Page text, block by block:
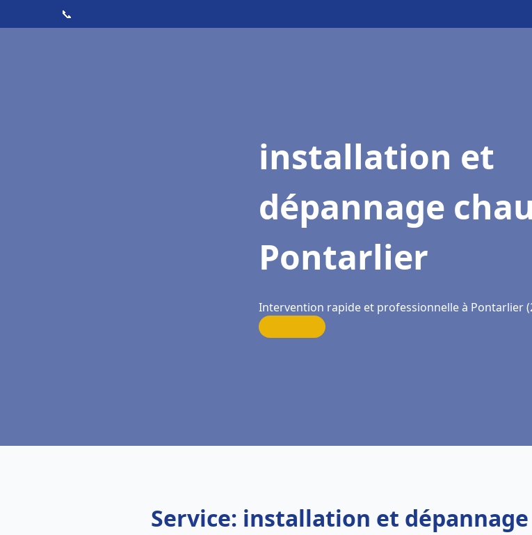
📞
installation et
dépannage
Pontarlier
Intervention rapide et professionnelle à Pontarlier
Service: installation et